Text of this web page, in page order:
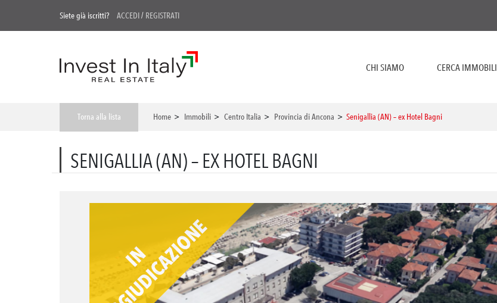
Siete già iscritti? ACCEDI/ REGISTRATI
CHI SIAMO CERCA IMMOBILI
Torna alla lista Home > Immobili > Centro Italia > Provincia di Ancona > Senigallia (AN) – ex Hotel Bagni
SENIGALLIA (AN) – EX HOTEL BAGNI